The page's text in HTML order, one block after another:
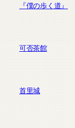
『僕の歩く道』
可否茶館
首里城